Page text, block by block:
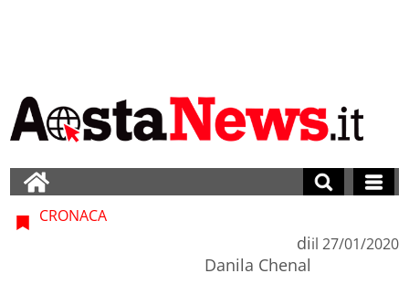
CRONACA
di
Danila Chenal
il 27/01/2020